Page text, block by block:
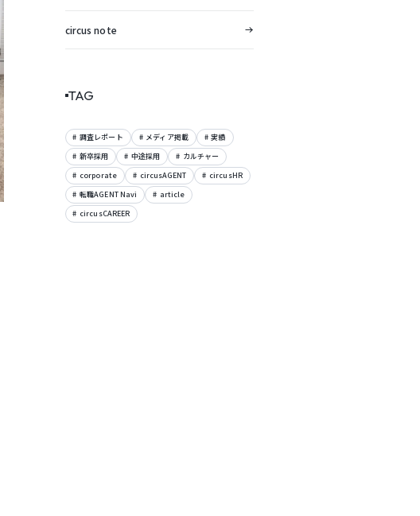
circus note
TAG
調査レポート メディア掲載
実績
新卒採用
中途採用
カルチャー
corporate
circusAGENT
circusHR
転職AGENT Navi
article
circusCAREER